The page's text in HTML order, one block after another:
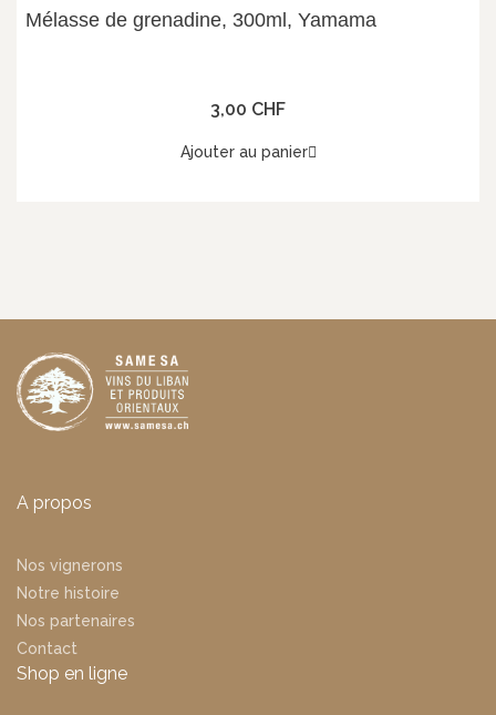
Mélasse de grenadine, 300ml, Yamama
3,00 CHF
Ajouter au panier
A propos
Nos vignerons
Notre histoire
Nos partenaires
Contact
Shop en ligne